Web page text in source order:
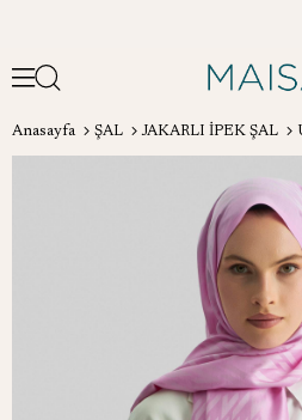
Anasayfa ŞAL JAKARLI İPEK ŞAL